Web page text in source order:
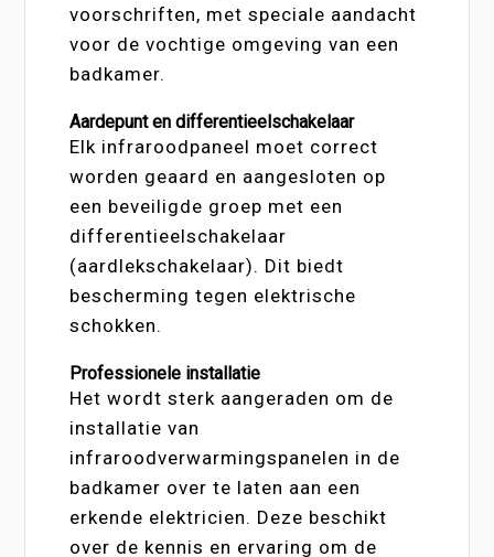
voorschriften, met speciale aandacht
voor de vochtige omgeving van een
badkamer.
Aardepunt en differentieelschakelaar
Elk infraroodpaneel moet correct
worden geaard en aangesloten op
een beveiligde groep met een
differentieelschakelaar
(aardlekschakelaar). Dit biedt
bescherming tegen elektrische
schokken.
Professionele installatie
Het wordt sterk aangeraden om de
installatie van
infraroodverwarmingspanelen in de
badkamer over te laten aan een
erkende elektricien. Deze beschikt
over de kennis en ervaring om de